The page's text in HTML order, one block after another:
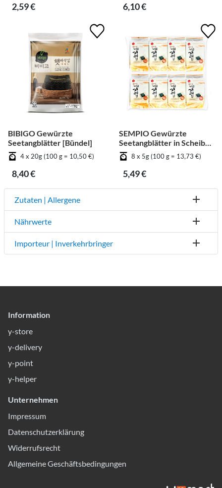
2,59 € 6,10 €
BIBIGO Gewürzte
Seetangblätter [Bündel]
4 x 20g (100 g = 10,50 €)
8,40 €
SEMPIO Gewürzte
Seetangblätter in Scheiben
geschnitten [Bündel]
8 x 5g (100 g = 13,73 €)
5,49 €
Zutaten | Allergene
Nährwerte
Importeur | Inverkehrbringer
Information
y-store
y-delivery
y-point
y-helper
Unternehmen
Impressum
Datenschutzerklärung
Widerrufsrecht
Allgemeine Geschäftsbedingungen